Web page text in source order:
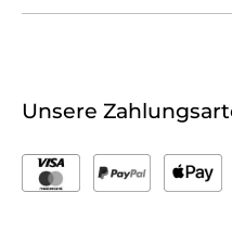
Unsere